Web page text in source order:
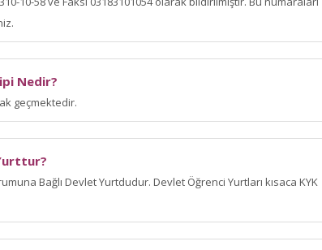
Nedir?
geçmektedir.
Bağlı Devlet Yurtdudur. Devlet Öğrenci Yurtları kısaca KYK